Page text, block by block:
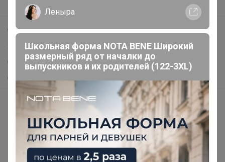
Поддержка альпак
Самое выгодное
Хиты продаж
Самое желанное
Самое быстрое
Начать зарабатывать с 24-ok
Picabox.ru - Лучшее место для ваших изображений
Розыгрыш - Генератор случайных чисел
Пульс нашего маркетплейса
Леныра
Школьная форма NOTA BENE Широкий
размерный ряд от началки до
выпускников и их родителей (122-3XL)